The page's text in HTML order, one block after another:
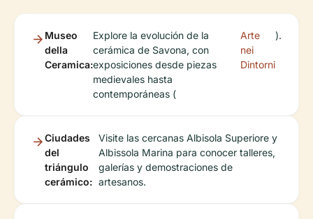
Museo
della
Ceramica:
Explore la evolución de la
cerámica de Savona, con
exposiciones desde piezas
medievales hasta
contemporáneas (
Arte
nei
Dintorni
).
Ciudades
del
triángulo
cerámico:
Visite las cercanas Albisola Superiore y
Albissola Marina para conocer talleres,
galerías y demostraciones de
artesanos.